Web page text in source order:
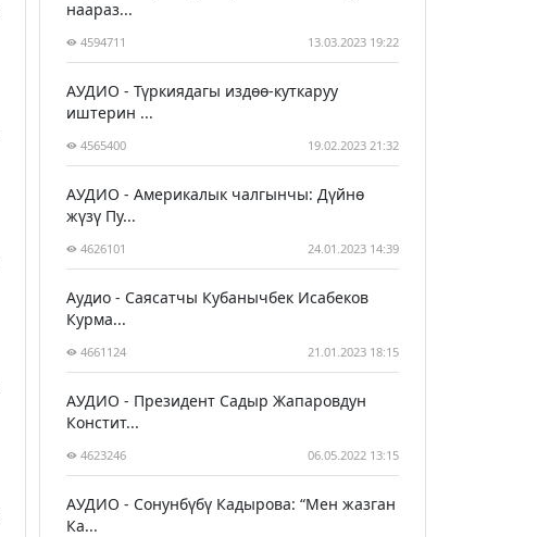
наараз...
4594711 13.03.2023 19:22
АУДИО - Түркиядагы издөө-куткаруу
иштерин ...
4565400 19.02.2023 21:32
АУДИО - Америкалык чалгынчы: Дүйнө
жүзү Пу...
4626101 24.01.2023 14:39
Аудио - Саясатчы Кубанычбек Исабеков
Курма...
4661124 21.01.2023 18:15
АУДИО - Президент Садыр Жапаровдун
Констит...
4623246 06.05.2022 13:15
АУДИО - Сонунбүбү Кадырова: “Мен жазган
Ка...